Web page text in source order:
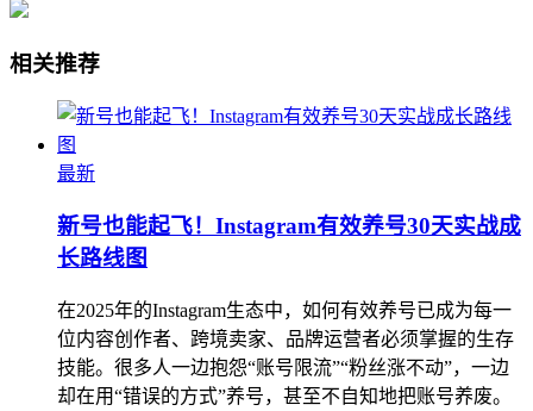
相关推荐
最新
新号也能起飞！Instagram有效养号30天实战成
长路线图
在2025年的Instagram生态中，如何有效养号已成为每一
位内容创作者、跨境卖家、品牌运营者必须掌握的生存
技能。很多人一边抱怨“账号限流”“粉丝涨不动”，一边
却在用“错误的方式”养号，甚至不自知地把账号养废。